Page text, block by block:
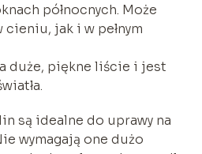
północnych. Może
jak i w pełnym
duże, piękne liście i jest
są idealne do uprawy na
wymagają one dużo